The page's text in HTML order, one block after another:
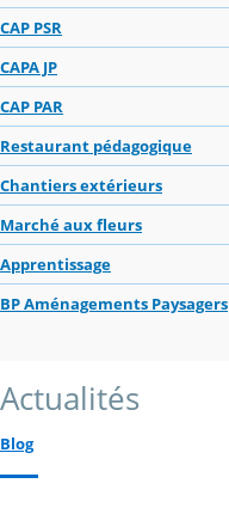
CAP PSR
CAPA JP
CAP PAR
Restaurant pédagogique
Chantiers extérieurs
Marché aux fleurs
Apprentissage
BP Aménagements Paysagers
Actualités
Blog